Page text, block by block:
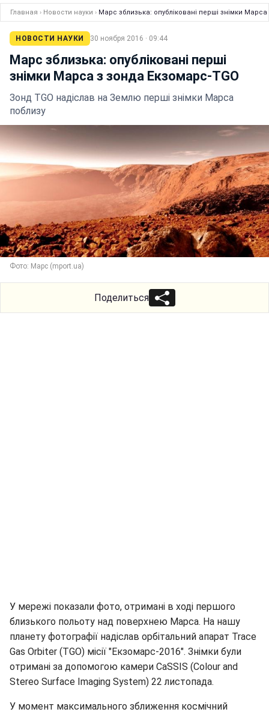
Главная › Новости науки › Марс зблизька: опубліковані перші знімки
НОВОСТИ НАУКИ 30 ноября 2016 · 09:44
Марс зблизька: опубліковані перші
знімки Марса з зонда Екзомарс-TGO
Зонд TGO надіслав на Землю перші знімки Марса
поблизу
Фото: Марс (mport.ua)
Поделиться
У мережі показали фото, отримані в ході першого
близького польоту над поверхнею Марса. На нашу
планету фотографії надіслав орбітальний апарат Trace
Gas Orbiter (TGO) місії "Екзомарс-2016". Знімки були
отримані за допомогою камери CaSSIS (Colour and
Stereo Surface Imaging System) 22 листопада.
У момент максимального зближення космічний